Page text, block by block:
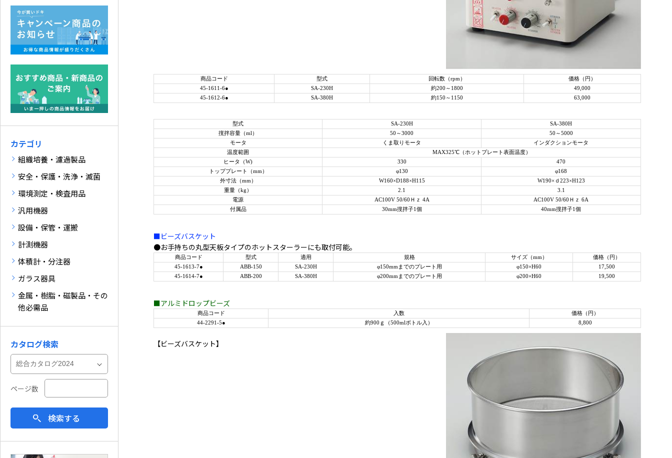
商品コード 型式 回転数（rpm）
価格（円）
45-1611-6●
SA-230H 約200～1800
49,000
45-1612-6●
SA-380H 約150～1150 63,000
型式 SA-230H
SA-380H
撹拌容量（ml）
50～3000
50～5000
モータ
くま取りモータ
インダクションモータ
温度範囲
MAX325℃（ホットプレート表面温度）
ヒータ（W)
330
470
トッププレート（mm）
φ130
φ168
外寸法（mm）
W160×D188×H115
W190×ｄ223×H123
重量（kg）
2.1
3.1
電源
AC100V 50/60Ｈｚ 4A
AC100V 50/60Ｈｚ 6A
付属品
30mm撹拌子1個 40mm撹拌子1個
■ビーズバスケット
●お手持ちの丸型天板タイプのホットスターラーにも取付可能。
商品コード 型式 適用 規格 サイズ（mm）
価格（円）
45-1613-7●
ABB-150 SA-230H φ150mmまでのプレート用 φ150×H60
17,500
45-1614-7●
ABB-200 SA-380H φ200mmまでのプレート用 φ200×H60 19,500
■アルミドロップビーズ
商品コード 入数
価格（円）
44-2291-5●
約900ｇ（500mlボトル入） 8,800
【ビーズバスケット】
カテゴリ
組織培養・濾過製品
安全・保護・洗浄・滅菌
環境測定・検査用品
汎用機器
設備・保管・運搬
計測機器
体積計・分注器
ガラス器具
金属・樹脂・磁製品・その
他必需品
カタログ検索
ページ数
検索する